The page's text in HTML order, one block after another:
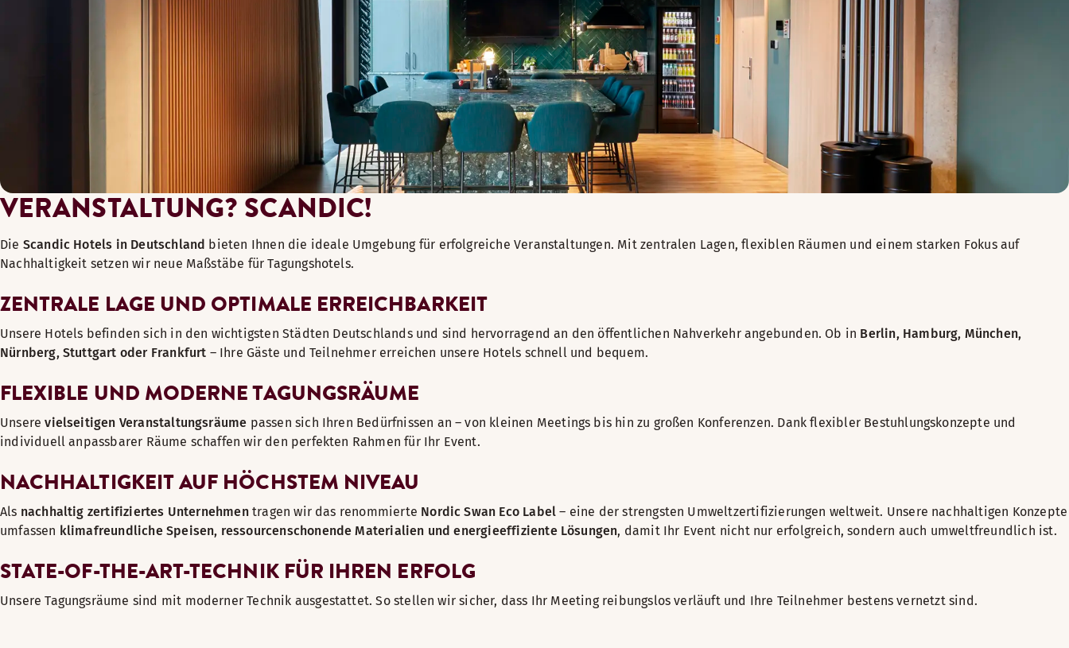
VERANSTALTUNG? SCANDIC!
Die Scandic Hotels in Deutschland bieten Ihnen die ideale Umgebung für erfolgreiche Veranstaltungen. Mit zentralen Lagen, flexiblen Räumen und einem starken Fokus auf
Nachhaltigkeit setzen wir neue Maßstäbe für Tagungshotels.
ZENTRALE LAGE UND OPTIMALE ERREICHBARKEIT
Unsere Hotels befinden sich in den wichtigsten Städten Deutschlands und sind hervorragend an den öffentlichen Nahverkehr angebunden. Ob in Berlin, Hamburg, München,
Nürnberg, Stuttgart oder Frankfurt – Ihre Gäste und Teilnehmer erreichen unsere Hotels schnell und bequem.
FLEXIBLE UND MODERNE TAGUNGSRÄUME
Unserevielseitigen Veranstaltungsräume passen sich Ihren Bedürfnissen an – von kleinen Meetings bis hin zu großen Konferenzen. Dank flexibler Bestuhlungskonzepte und
individuell anpassbarer Räume schaffen wir den perfekten Rahmen für Ihr Event.
NACHHALTIGKEIT AUF HÖCHSTEM NIVEAU
Als nachhaltig zertifiziertes Unternehmentragen wir das renommierte Nordic Swan Eco Label – eine der strengsten Umweltzertifizierungen weltweit. Unsere nachhaltigen Konzepte
umfassen klimafreundliche Speisen, ressourcenschonende Materialien und energieeffiziente Lösungen, damit Ihr Event nicht nur erfolgreich, sondern auch umweltfreundlich ist.
STATE-OF-THE-ART-TECHNIK FÜR IHREN ERFOLG
Unsere Tagungsräume sind mit moderner Technik ausgestattet. So stellen wir sicher, dass Ihr Meeting reibungslos verläuft und Ihre Teilnehmer bestens vernetzt sind.